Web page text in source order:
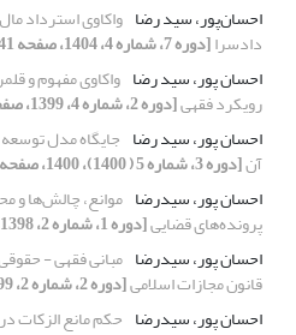
احسان‌پور، سید رضا واکاوی استرداد
دادسرا[دوره 7، شماره 4، 1404، صفحه 241-256]
احسان پور، سید رضا واکاوی مفهوم و
رویکرد فقهی[دوره 2، شماره 4، 1399، صفحه 78-93]
احسان پور، سید رضا جایگاه مدل توسعه
آن[دوره 3، شماره 5 ( 1400)، 1400، صفحه 823-840]
احسان پور، سیدرضا موانع، چالش‌ها
پرونده‌های قضایی[دوره 1، شماره 2، 1398، صفحه 120-142]
احسان پور، سیدرضا
قانون مجازات اسلامی[دوره 2، شماره 2، 1399، صفحه 31-39]
احسان پور، سیدرضا حکم مانع الزکات